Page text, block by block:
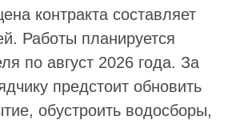
контракта составляет
Работы планируется
по август 2026 года. За
предстоит обновить
обустроить водосборы,